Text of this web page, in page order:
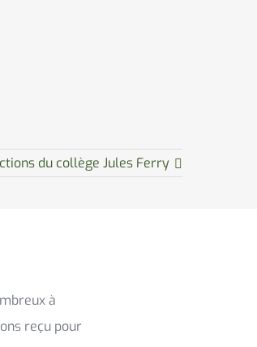
du collège Jules Ferry
à
reçu pour